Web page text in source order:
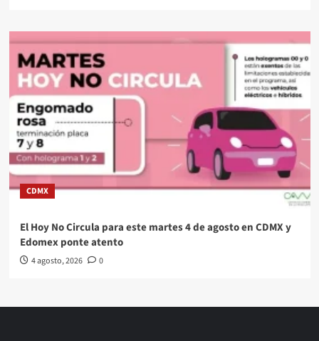
CDMX
El Hoy No Circula para este martes 4 de agosto en CDMX y
Edomex ponte atento
4 agosto, 2026 0